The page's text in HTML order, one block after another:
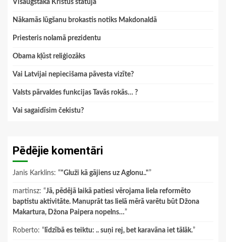
Visaugstākā Kristus statuja
Nākamās lūgšanu brokastis notiks Makdonaldā
Priesteris nolamā prezidentu
Obama kļūst reliģiozāks
Vai Latvijai nepiecišama pāvesta vizīte?
Valsts pārvaldes funkcijas Tavās rokās… ?
Vai sagaidīsim čekistu?
Pēdējie komentāri
Janis Karklins: “"Gluži kā gājiens uz Aglonu.."”
martinsz: “Jā, pēdējā laikā patiesi vērojama liela reformēto
baptistu aktivitāte. Manuprāt tas lielā mērā varētu būt Džona
Makartura, Džona Paipera nopelns…”
Roberto: “ līdzībā es teiktu: .. suņi rej, bet karavāna iet tālāk.”